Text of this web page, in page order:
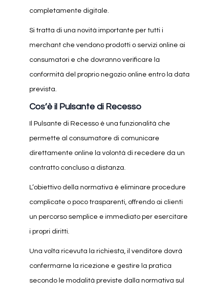
completamente digitale.
Si tratta di una novità importante per tutti i
merchant che vendono prodotti o servizi online ai
consumatori e che dovranno verificare la
conformità del proprio negozio online entro la data
prevista.
Cos’è il Pulsante di Recesso
Il Pulsante di Recesso è una funzionalità che
permette al consumatore di comunicare
direttamente online la volontà di recedere da un
contratto concluso a distanza.
L’obiettivo della normativa è eliminare procedure
complicate o poco trasparenti, offrendo ai clienti
un percorso semplice e immediato per esercitare
i propri diritti.
Una volta ricevuta la richiesta, il venditore dovrà
confermarne la ricezione e gestire la pratica
secondo le modalità previste dalla normativa sul